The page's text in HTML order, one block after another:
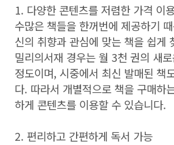
1. 다양한 콘텐츠를 저렴한 가격 이
수많은 책들을 한꺼번에 제공하기
신의 취향과 관심에 맞는 책을 쉽게
밀리의서재 경우는 월 3천 권의 새
정도이며, 시중에서 최신 발매된 책
다. 따라서 개별적으로 책을 구매하
하게 콘텐츠를 이용할 수 있습니다.
2. 편리하고 간편하게 독서 가능